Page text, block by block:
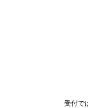
受付で